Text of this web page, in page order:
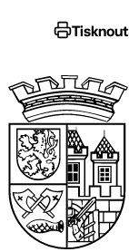
Tisknout